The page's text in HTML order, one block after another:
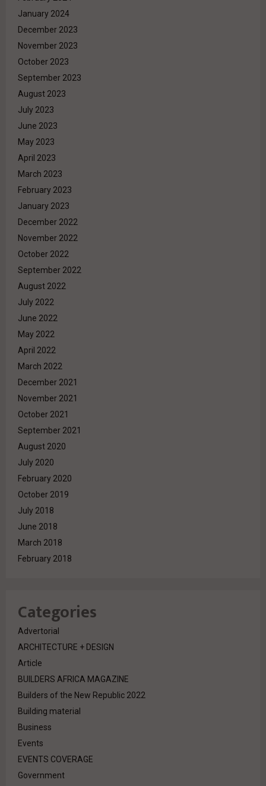
January 2024
December 2023
November 2023
October 2023
September 2023
August 2023
July 2023
June 2023
May 2023
April 2023
March 2023
February 2023
January 2023
December 2022
November 2022
October 2022
September 2022
August 2022
July 2022
June 2022
May 2022
April 2022
March 2022
December 2021
November 2021
October 2021
September 2021
August 2020
July 2020
February 2020
October 2019
July 2018
June 2018
March 2018
February 2018
Categories
Advertorial
ARCHITECTURE + DESIGN
Article
BUILDERS AFRICA MAGAZINE
Builders of the New Republic 2022
Building material
Business
Events
EVENTS COVERAGE
Government